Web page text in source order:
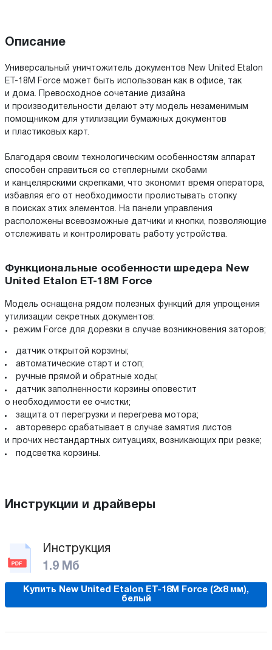
Описание
Универсальный уничтожитель документов New United Etalon
ET-18M Force может быть использован как в офисе, так
и дома. Превосходное сочетание дизайна
и производительности делают эту модель незаменимым
помощником для утилизации бумажных документов
и пластиковых карт.
Благодаря своим технологическим особенностям аппарат
способен справиться со степлерными скобами
и канцелярскими скрепками, что экономит время оператора,
избавляя его от необходимости пролистывать стопку
в поисках этих элементов. На панели управления
расположены всевозможные датчики и кнопки, позволяющие
отслеживать и контролировать работу устройства.
Функциональные особенности шредера New
United Etalon ET-18M Force
Модель оснащена рядом полезных функций для упрощения
утилизации секретных документов:
режим Force для дорезки в случае возникновения заторов;
датчик открытой корзины;
автоматические старт и стоп;
ручные прямой и обратные ходы;
датчик заполненности корзины оповестит
о необходимости ее очистки;
защита от перегрузки и перегрева мотора;
автореверс срабатывает в случае замятия листов
и прочих нестандартных ситуациях, возникающих при резке;
подсветка корзины.
Инструкции и драйверы
Инструкция
1.9 Мб
Купить New United Etalon ET-18M Force (2x8 мм),
белый